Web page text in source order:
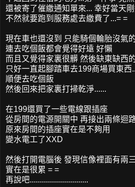
還被寄了催繳通知單來... 幸好當天
不然就要跑到服務處去繳費了...= =
現在車也還沒到 只能騎個輪胎沒氣
連去吃個飯都會覺得好遠 好懶
而且又覺得家裏很髒 然後缺東缺西
只好一直起腳踏車去199商場買東西
順便去吃個飯
然後回來把家裏打掃乾淨......
在199還買了一些電線跟插座
從房間的電源開關中 再接出兩條迴
原來房間的插座實在是不夠用
變水電工了XXD
然後打開電腦後 發現信像裡面有兩
實在是很累 = =
再說吧.............................